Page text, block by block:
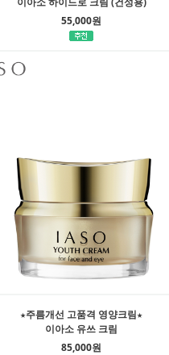
55,000원
★주름개선 고품격 영양크림★
이아소 유쓰 크림
85,000원